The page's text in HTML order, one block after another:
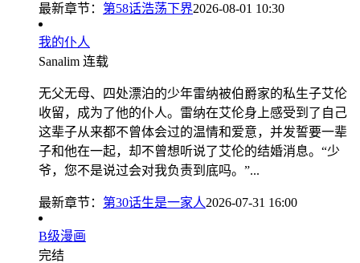
最新章节： 第58话浩荡下界2026-08-01 10:30
我的仆人
Sanalim 连载
无父无母、四处漂泊的少年雷纳被伯爵家的私生子艾伦
收留，成为了他的仆人。雷纳在艾伦身上感受到了自己
这辈子从来都不曾体会过的温情和爱意，并发誓要一辈
子和他在一起，却不曾想听说了艾伦的结婚消息。“少
爷，您不是说过会对我负责到底吗。”...
最新章节： 第30话生是一家人2026-07-31 16:00
B级漫画
完结